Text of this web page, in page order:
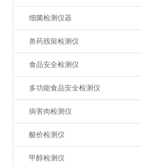
细菌检测仪器
兽药残留检测仪
食品安全检测仪
多功能食品安全检测仪
病害肉检测仪
酸价检测仪
甲醇检测仪